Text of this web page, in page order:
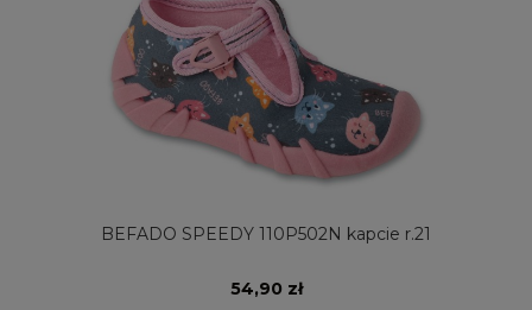
BEFADO SPEEDY 110P502N kapcie r.21
54,90 zł